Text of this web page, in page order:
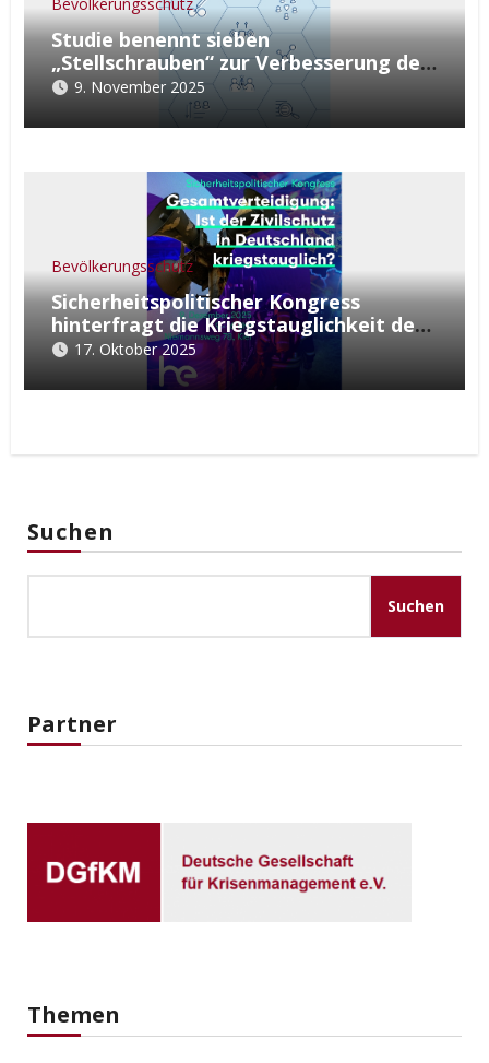
Studie benennt sieben
„Stellschrauben“ zur Verbesserung der
kommunalen Resilienz
9. November 2025
Bevölkerungsschutz
Sicherheitspolitischer Kongress
hinterfragt die Kriegstauglichkeit des
Zivilschutzes
17. Oktober 2025
Suchen
Suchen
Partner
Themen